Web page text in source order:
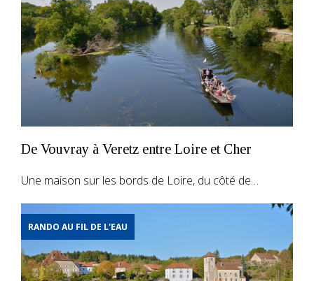
De Vouvray à Veretz entre Loire et Cher
Une maison sur les bords de Loire, du côté de…
RANDO AU FIL DE L'EAU